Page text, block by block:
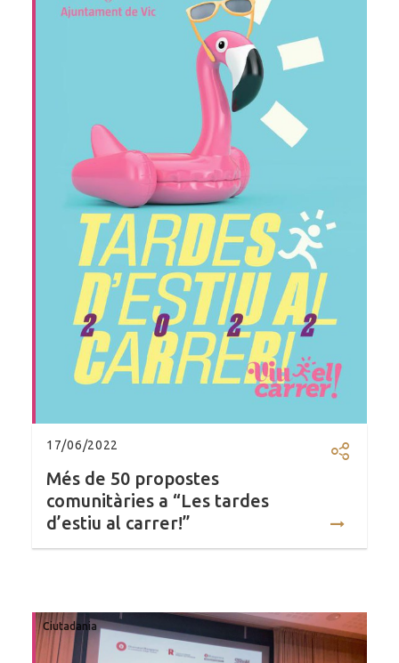
17/06/2022
Més de 50 propostes
comunitàries a “Les tardes
d’estiu al carrer!”
Ciutadania